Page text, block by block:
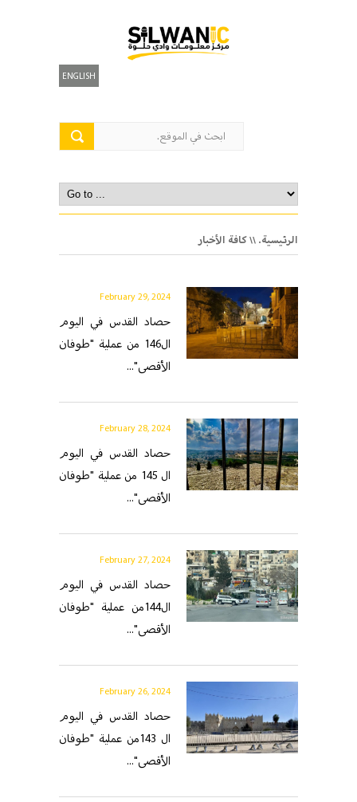
ENGLISH
الرئيسية.\\ كافة الأخبار
February 29, 2024
حصاد القدس في اليوم
ال146 من عملية "طوفان
الأقصى"...
February 28, 2024
حصاد القدس في اليوم
ال 145 من عملية "طوفان
الأقصى"...
February 27, 2024
حصاد القدس في اليوم
ال144من عملية "طوفان
الأقصى"...
February 26, 2024
حصاد القدس في اليوم
ال 143من عملية "طوفان
الأقصى"...